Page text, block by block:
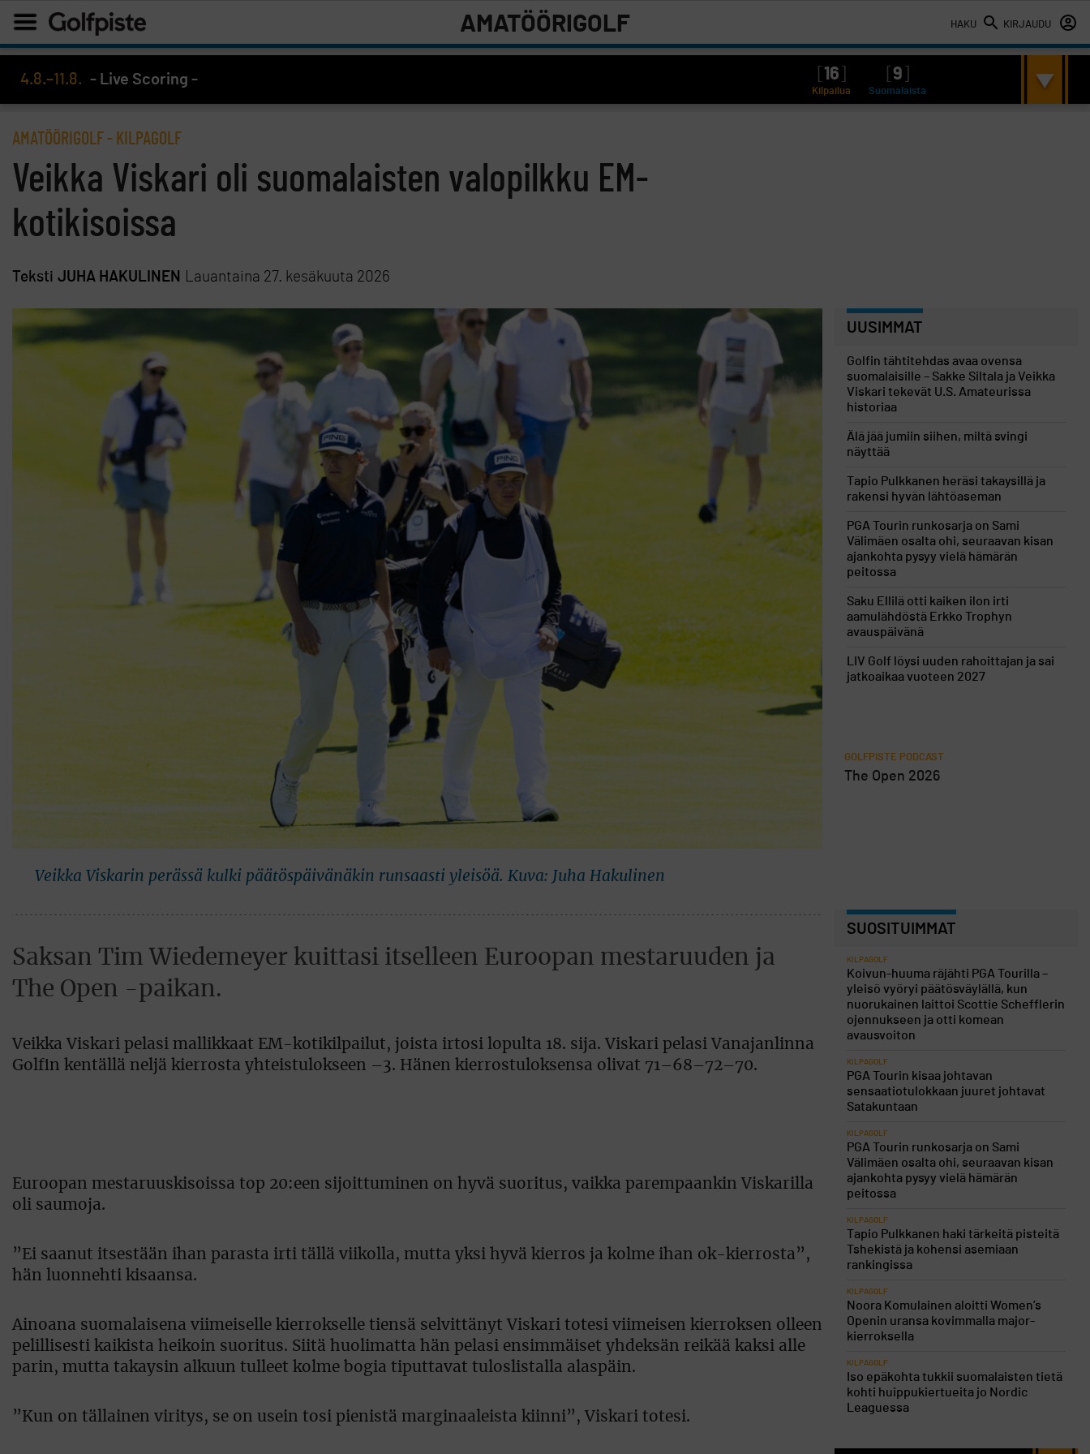
HAKU KIRJAUDU
AMATÖÖRIGOLF
4.8.–11.8. - Live Scoring - 16 9
Kilpailua Suomalaista
AMATÖÖRIGOLF - KILPAGOLF
Veikka Viskari oli suomalaisten valopilkku EM-
kotikisoissa
Teksti JUHA HAKULINEN Lauantaina 27. kesäkuuta 2026
Veikka Viskarin perässä kulki päätöspäivänäkin runsaasti yleisöä. Kuva: Juha Hakulinen
Saksan Tim Wiedemeyer kuittasi itselleen Euroopan mestaruuden ja
The Open -paikan.
Veikka Viskari pelasi mallikkaat EM-kotikilpailut, joista irtosi lopulta 18. sija. Viskari pelasi Vanajanlinna
Golfin kentällä neljä kierrosta yhteistulokseen –3. Hänen kierrostuloksensa olivat 71–68–72–70.
Euroopan mestaruuskisoissa top 20:een sijoittuminen on hyvä suoritus, vaikka parempaankin Viskarilla
oli saumoja.
”Ei saanut itsestään ihan parasta irti tällä viikolla, mutta yksi hyvä kierros ja kolme ihan ok-kierrosta”,
hän luonnehti kisaansa.
Ainoana suomalaisena viimeiselle kierrokselle tiensä selvittänyt Viskari totesi viimeisen kierroksen olleen
pelillisesti kaikista heikoin suoritus. Siitä huolimatta hän pelasi ensimmäiset yhdeksän reikää kaksi alle
parin, mutta takaysin alkuun tulleet kolme bogia tiputtavat tuloslistalla alaspäin.
”Kun on tällainen viritys, se on usein tosi pienistä marginaaleista kiinni”, Viskari totesi.
UUSIMMAT
Golfin tähtitehdas avaa ovensa
suomalaisille – Sakke Siltala ja Veikka
Viskari tekevät U.S. Amateurissa
historiaa
Älä jää jumiin siihen, miltä svingi
näyttää
Tapio Pulkkanen heräsi takaysillä ja
rakensi hyvän lähtöaseman
PGA Tourin runkosarja on Sami
Välimäen osalta ohi, seuraavan kisan
ajankohta pysyy vielä hämärän
peitossa
Saku Ellilä otti kaiken ilon irti
aamulähdöstä Erkko Trophyn
avauspäivänä
LIV Golf löysi uuden rahoittajan ja sai
jatkoaikaa vuoteen 2027
GOLFPISTE PODCAST
The Open 2026
SUOSITUIMMAT
KILPAGOLF
Koivun-huuma räjähti PGA Tourilla –
yleisö vyöryi päätösväylällä, kun
nuorukainen laittoi Scottie Schefflerin
ojennukseen ja otti komean
avausvoiton
KILPAGOLF
PGA Tourin kisaa johtavan
sensaatiotulokkaan juuret johtavat
Satakuntaan
KILPAGOLF
PGA Tourin runkosarja on Sami
Välimäen osalta ohi, seuraavan kisan
ajankohta pysyy vielä hämärän
peitossa
KILPAGOLF
Tapio Pulkkanen haki tärkeitä pisteitä
Tshekistä ja kohensi asemiaan
rankingissa
KILPAGOLF
Noora Komulainen aloitti Women’s
Openin uransa kovimmalla major-
kierroksella
KILPAGOLF
Iso epäkohta tukkii suomalaisten tietä
kohti huippukiertueita jo Nordic
Leaguessa